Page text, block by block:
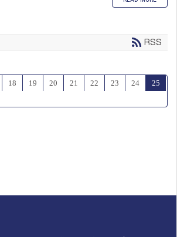
RSS
18 19 20 21 22 23 24
25